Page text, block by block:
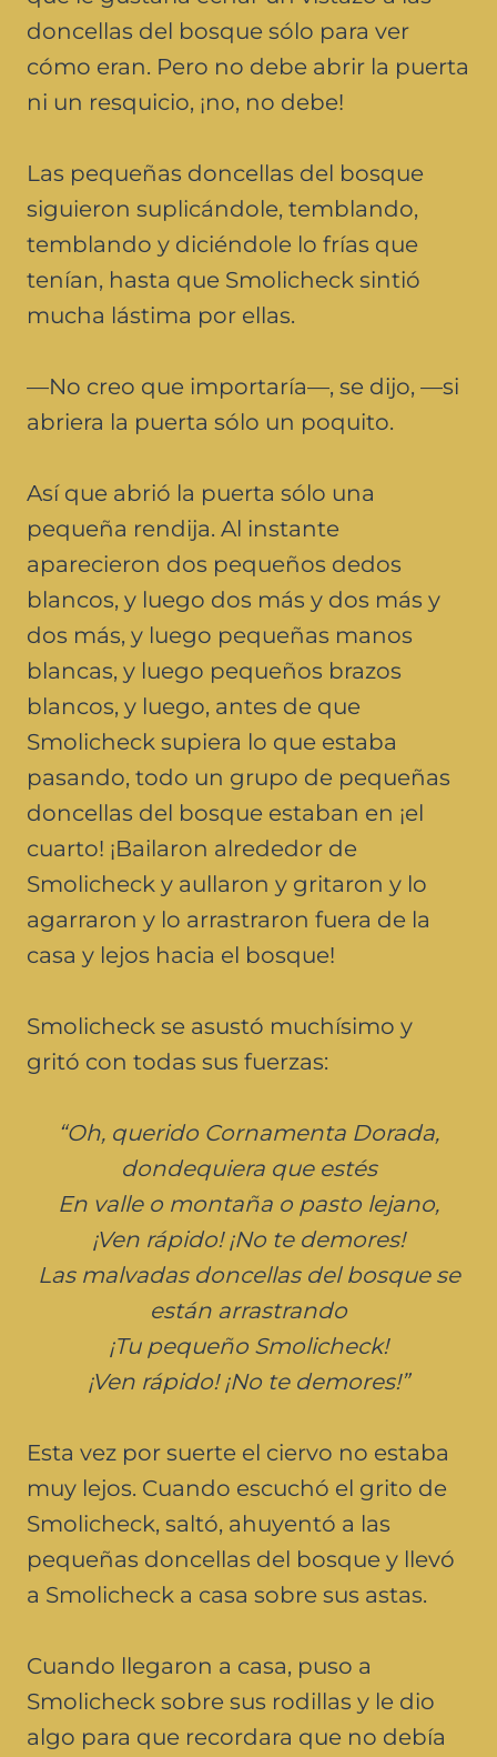
doncellas del bosque sólo para ver
cómo eran. Pero no debe abrir la puerta
ni un resquicio, ¡no, no debe!
Las pequeñas doncellas del bosque
siguieron suplicándole, temblando,
temblando y diciéndole lo frías que
tenían, hasta que Smolicheck sintió
mucha lástima por ellas.
—No creo que importaría—, se dijo, —si
abriera la puerta sólo un poquito.
Así que abrió la puerta sólo una
pequeña rendija. Al instante
aparecieron dos pequeños dedos
blancos, y luego dos más y dos más y
dos más, y luego pequeñas manos
blancas, y luego pequeños brazos
blancos, y luego, antes de que
Smolicheck supiera lo que estaba
pasando, todo un grupo de pequeñas
doncellas del bosque estaban en ¡el
cuarto! ¡Bailaron alrededor de
Smolicheck y aullaron y gritaron y lo
agarraron y lo arrastraron fuera de la
casa y lejos hacia el bosque!
Smolicheck se asustó muchísimo y
gritó con todas sus fuerzas:
“Oh, querido Cornamenta Dorada,
dondequiera que estés
En valle o montaña o pasto lejano,
¡Ven rápido! ¡No te demores!
Las malvadas doncellas del bosque se
están arrastrando
¡Tu pequeño Smolicheck!
¡Ven rápido! ¡No te demores!”
Esta vez por suerte el ciervo no estaba
muy lejos. Cuando escuchó el grito de
Smolicheck, saltó, ahuyentó a las
pequeñas doncellas del bosque y llevó
a Smolicheck a casa sobre sus astas.
Cuando llegaron a casa, puso a
Smolicheck sobre sus rodillas y le dio
algo para que recordara que no debía